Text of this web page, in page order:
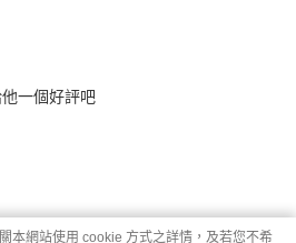
一個好評吧
本網站使用 cookie 方式之詳情，及若您不希